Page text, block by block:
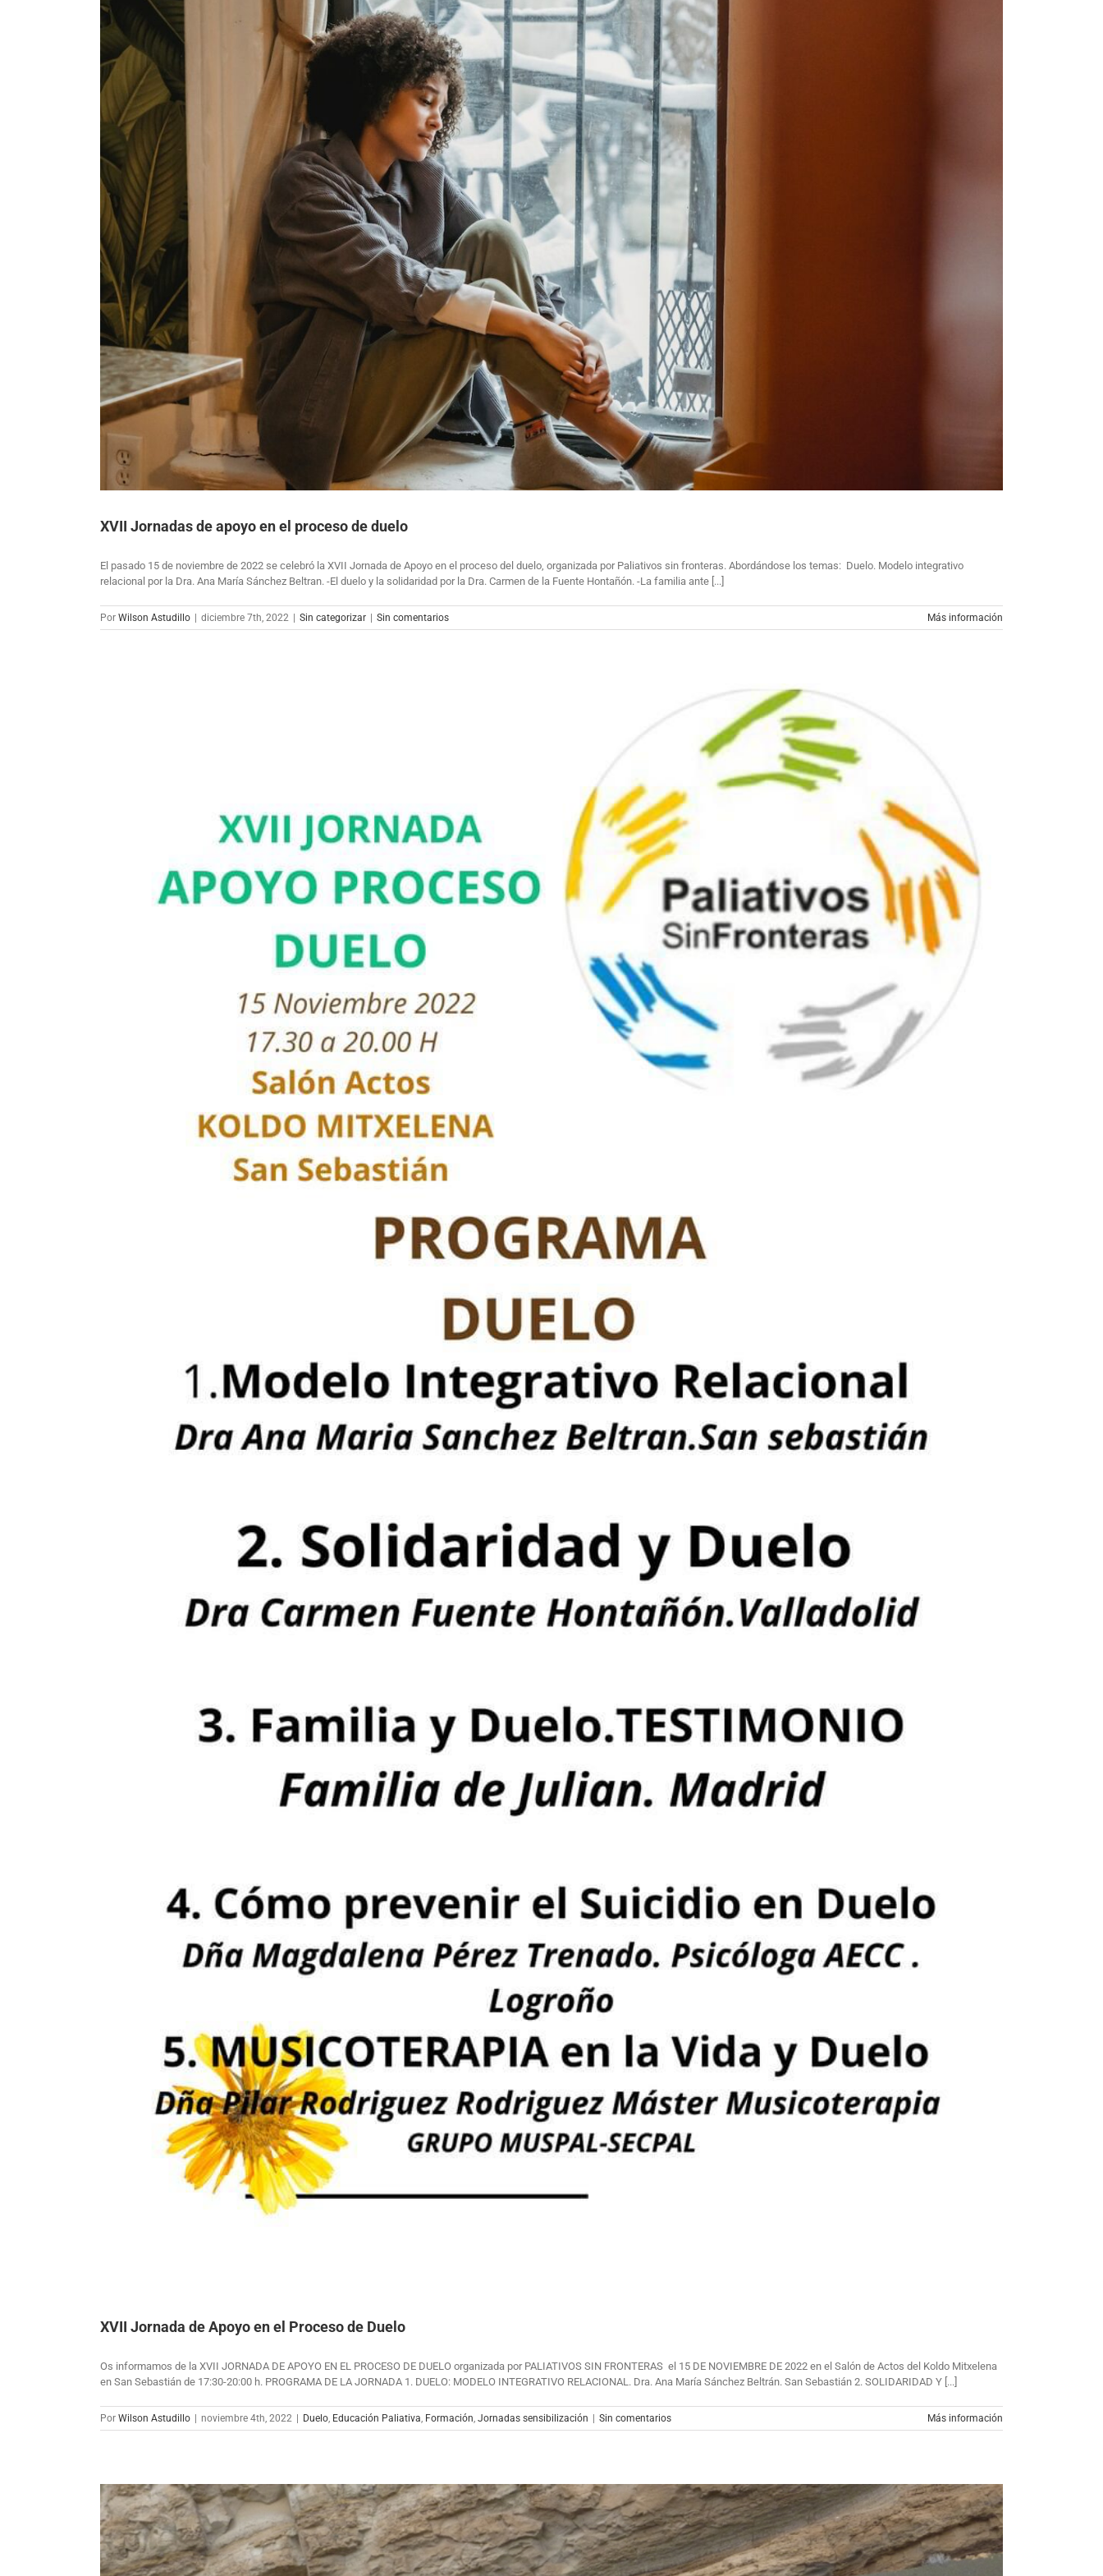
XVII Jornadas de apoyo en el proceso de duelo
El pasado 15 de noviembre de 2022 se celebró la XVII Jornada de Apoyo en el proceso del duelo, organizada por Paliativos sin fronteras. Abordándose los temas: Duelo. Modelo integrativo
relacional por la Dra. Ana María Sánchez Beltran. -El duelo y la solidaridad por la Dra. Carmen de la Fuente Hontañón. -La familia ante [...]
Por Wilson Astudillo diciembre 7th, 2022 Sin categorizar Sin comentarios Más información
XVII Jornada de Apoyo en el Proceso de Duelo
Os informamos de la XVII JORNADA DE APOYO EN EL PROCESO DE DUELO organizada por PALIATIVOS SIN FRONTERAS el 15 DE NOVIEMBRE DE 2022 en el Salón de Actos del Koldo Mitxelena
en San Sebastián de 17:30-20:00 h. PROGRAMA DE LA JORNADA 1. DUELO: MODELO INTEGRATIVO RELACIONAL. Dra. Ana María Sánchez Beltrán. San Sebastián 2. SOLIDARIDAD Y [...]
Por Wilson Astudillo noviembre 4th, 2022 Duelo, Educación Paliativa, Formación, Jornadas sensibilización Sin comentarios Más información